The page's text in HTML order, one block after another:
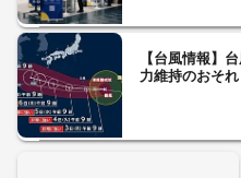
【台風情報】
力維持のおそ